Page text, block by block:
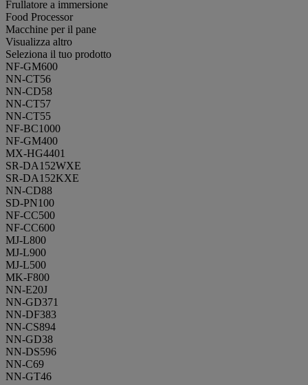
Frullatore a immersione
Food Processor
Macchine per il pane
Visualizza altro
Seleziona il tuo prodotto
NF-GM600
NN-CT56
NN-CD58
NN-CT57
NN-CT55
NF-BC1000
NF-GM400
MX-HG4401
SR-DA152WXE
SR-DA152KXE
NN-CD88
SD-PN100
NF-CC500
NF-CC600
MJ-L800
MJ-L900
MJ-L500
MK-F800
NN-E20J
NN-GD371
NN-DF383
NN-CS894
NN-GD38
NN-DS596
NN-C69
NN-GT46